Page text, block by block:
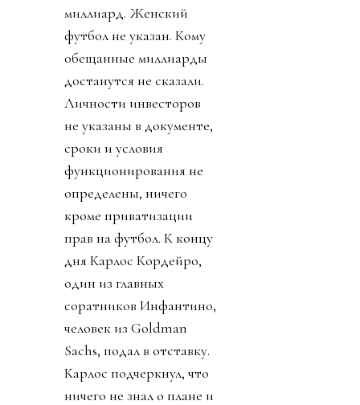
миллиард. Женский
футбол не указан. Кому
обещанные миллиарды
достанутся не сказали.
Личности инвесторов
не указаны в документе,
сроки и условия
функционирования не
определены, ничего
кроме приватизации
прав на футбол. К концу
дня Карлос Кордейро,
один из главных
соратников Инфантино,
человек из Goldman
Sachs, подал в отставку.
Карлос подчеркнул, что
ничего не знал о плане и